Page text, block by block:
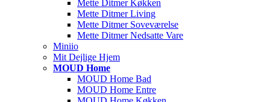
Mette Ditmer Køkken
Mette Ditmer Living
Mette Ditmer Soveværelse
Mette Ditmer Nedsatte Vare
Miniio
Mit Dejlige Hjem
MOUD Home
MOUD Home Bad
MOUD Home Entre